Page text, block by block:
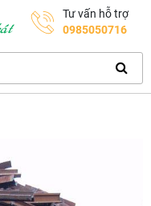
Tư vấn hỗ trợ
0985050716